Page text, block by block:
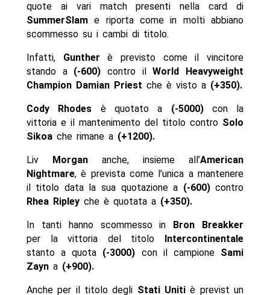
quote ai vari match presenti nella card di
SummerSlame riporta come in molti abbiano
scommesso su i cambi di titolo.
Infatti, Gunther è previsto come il vincitore
stando a (-600) contro ilWorld Heavyweight
Champion Damian Priest che è visto a (+350).
Cody Rhodes è quotato a (-5000)con la
vittoria e il mantenimento del titolo contro Solo
Sikoache rimane a (+1200).
Liv Morgananche, insieme all’American
Nightmare, è prevista come l’unica a mantenere
il titolo data la sua quotazione a (-600)contro
Rhea Ripleyche è quotata a (+350).
In tanti hanno scommesso in
Bron Breakker
per la vittoria del titolo
Intercontinentale
stanto a quota (-3000) con il campione Sami
Zayna (+900).
Anche per il titolo degli Stati Uniti è previst un